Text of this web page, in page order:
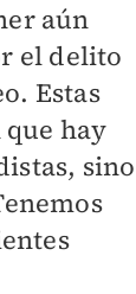
aún
el delito
Estas
hay
sino